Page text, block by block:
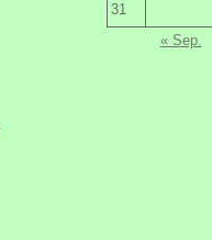
31
« Sep.